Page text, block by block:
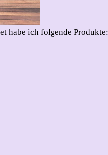
habe ich folgende Produkte: